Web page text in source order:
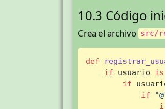
10.3 Código
Crea el archivo src/
def
if usuario is
if
if